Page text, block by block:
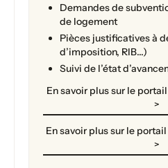
Demandes de
de logement
Pièces justificatives à
d’imposition, RIB…)
Suivi de l’état
En savoir plus sur le
>
En savoir plus sur le
>